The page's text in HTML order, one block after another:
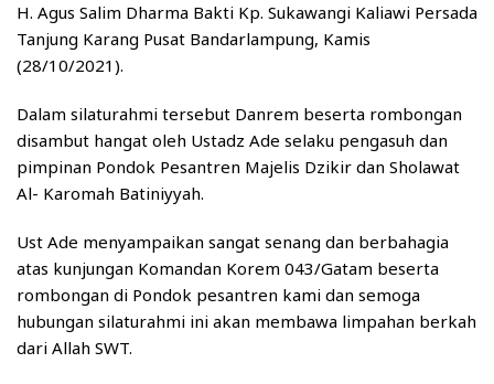
H. Agus Salim Dharma Bakti Kp. Sukawangi Kaliawi Persada
Tanjung Karang Pusat Bandarlampung, Kamis
(28/10/2021).
Dalam silaturahmi tersebut Danrem beserta rombongan
disambut hangat oleh Ustadz Ade selaku pengasuh dan
pimpinan Pondok Pesantren Majelis Dzikir dan Sholawat
Al- Karomah Batiniyyah.
Ust Ade menyampaikan sangat senang dan berbahagia
atas kunjungan Komandan Korem 043/Gatam beserta
rombongan di Pondok pesantren kami dan semoga
hubungan silaturahmi ini akan membawa limpahan berkah
dari Allah SWT.